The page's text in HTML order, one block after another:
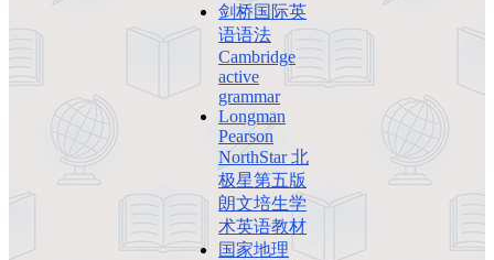
剑桥国际英
语语法
Cambridge
active
grammar
Longman
Pearson
NorthStar 北
极星第五版
朗文培生学
术英语教材
国家地理